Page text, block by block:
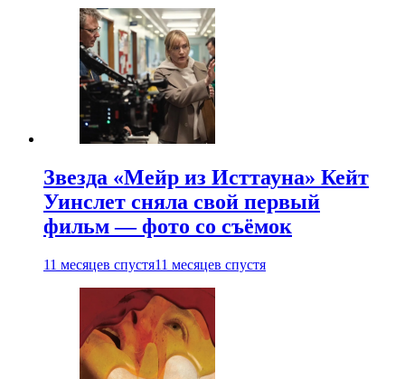
Звезда «Мейр из Исттауна» Кейт
Уинслет сняла свой первый
фильм — фото со съёмок
11 месяцев спустя11 месяцев спустя